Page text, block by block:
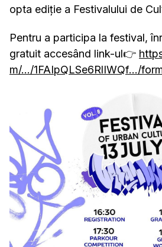
opta ediție a Festivalului de
Pentru a participa la festival,
gratuit accesând link-ul👉
m/.../1FAIpQLSe6RlIWQf.../